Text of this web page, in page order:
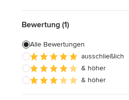
Bewertung (1)
Alle Bewertungen
ausschließlich
& höher
& höher